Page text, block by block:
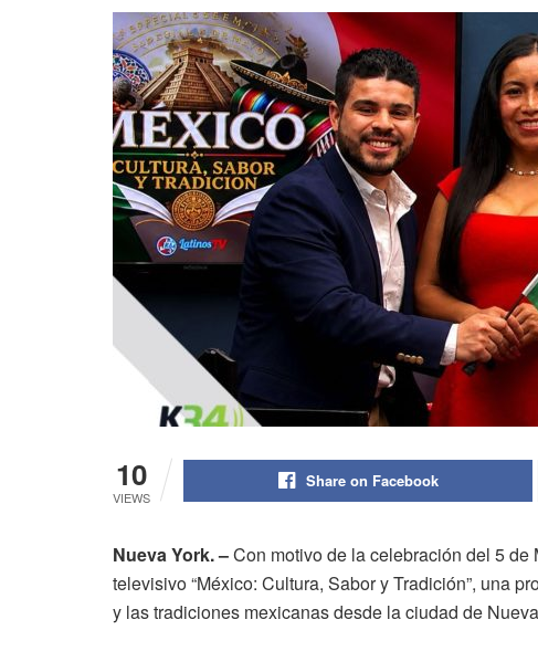
10
VIEWS
Share on Facebook
Nueva York. –Con motivo de la celebración del 5
televisivo “México: Cultura, Sabor y Tradición”, una
y las tradiciones mexicanas desde la ciudad de